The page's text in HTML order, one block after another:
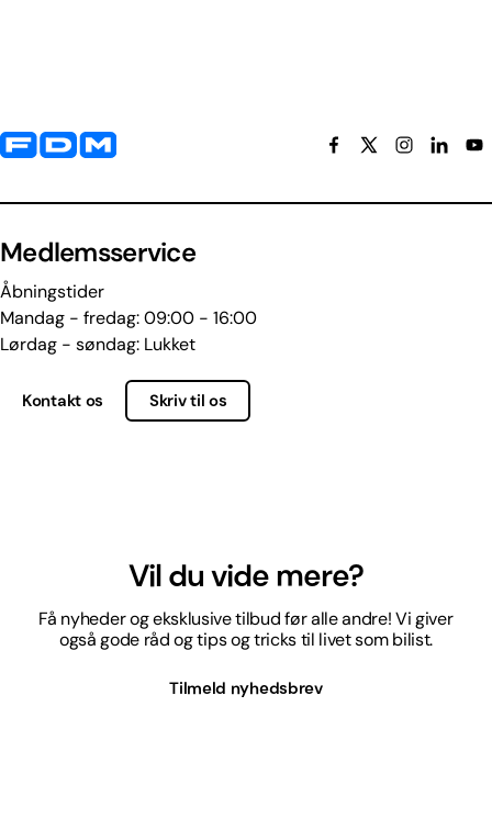
Yderligere information og kontaktoplysninger
Medlemsservice
Åbningstider
Mandag - fredag: 09:00 - 16:00
Lørdag - søndag: Lukket
Kontakt os Skriv til os
Vil du vide mere?
Få nyheder og eksklusive tilbud før alle andre! Vi giver
også gode råd og tips og tricks til livet som bilist.
Tilmeld nyhedsbrev